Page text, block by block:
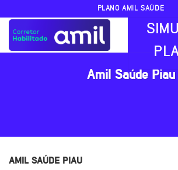
content
PLANO AMIL SAÚDE
Amil Saúde Piau
AMIL SAÚDE PIAU